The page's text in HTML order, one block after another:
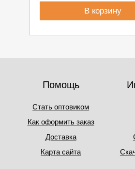
В корзину
Помощь
Стать оптовиком
Как оформить заказ
Доставка
Карта сайта